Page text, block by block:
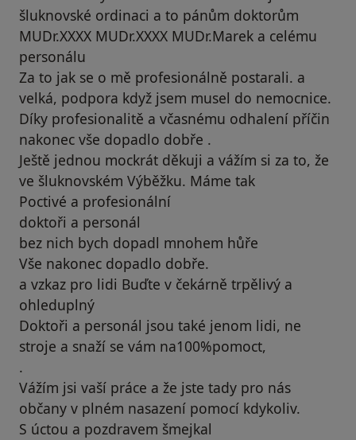
šluknovské ordinaci a to pánům doktorům
MUDr.XXXX MUDr.XXXX MUDr.Marek a celému
personálu
Za to jak se o mě profesionálně postarali. a
velká, podpora když jsem musel do nemocnice.
Díky profesionalitě a včasnému odhalení příčin
nakonec vše dopadlo dobře .
Ještě jednou mockrát děkuji a vážím si za to, že
ve šluknovském Výběžku. Máme tak
Poctivé a profesionální
doktoři a personál
bez nich bych dopadl mnohem hůře
Vše nakonec dopadlo dobře.
a vzkaz pro lidi Buďte v čekárně trpělivý a
ohleduplný
Doktoři a personál jsou také jenom lidi, ne
stroje a snaží se vám na100%pomoct,
.
Vážím jsi vaší práce a že jste tady pro nás
občany v plném nasazení pomocí kdykoliv.
S úctou a pozdravem šmejkal